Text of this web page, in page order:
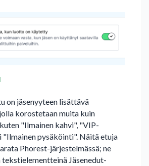
on jäsenyyteen lisättävä
korostetaan muita kuin
"Ilmainen kahvi", "VIP-
pysäköinti". Näitä etuja
Phorest-järjestelmässä; ne
Jäsenedut-